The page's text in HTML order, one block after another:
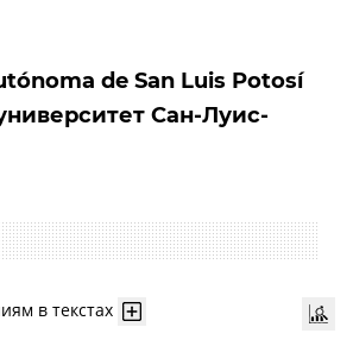
de San Luis Potosí
Сан-Луис-
в текстах